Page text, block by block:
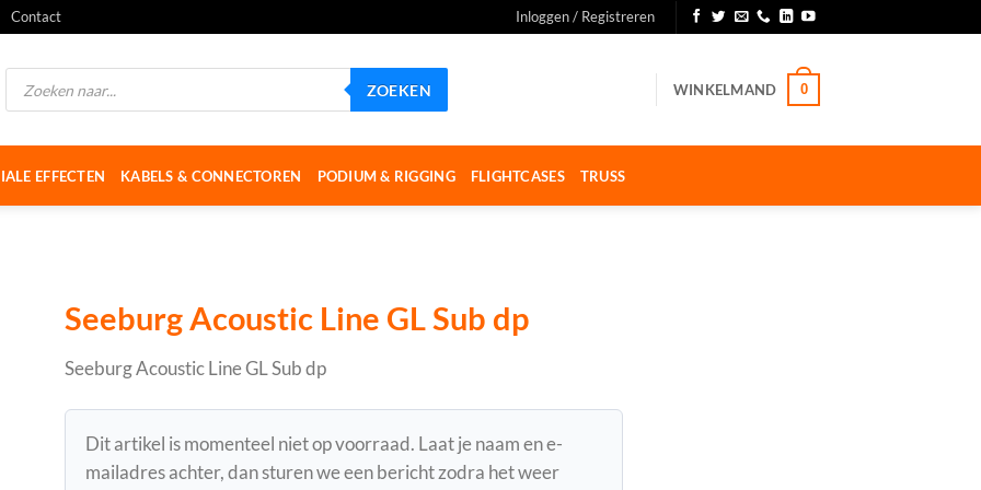
Contact Inloggen / Registreren
Producten
zoeken
ZOEKEN WINKELMAND 0
EFFECTEN KABELS & CONNECTOREN PODIUM & RIGGING FLIGHTCASES TRUSS
Seeburg Acoustic Line GL Sub dp
Seeburg Acoustic Line GL Sub dp
Dit artikel is momenteel niet op voorraad. Laat je naam en e-
mailadres achter, dan sturen we een bericht zodra het weer